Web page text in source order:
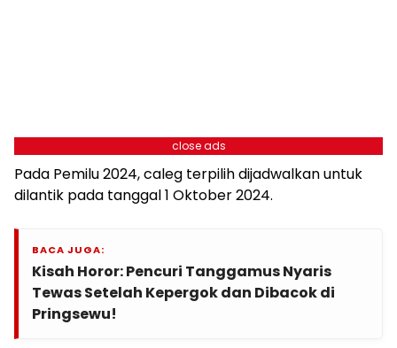
close ads
Pada Pemilu 2024, caleg terpilih dijadwalkan untuk
dilantik pada tanggal 1 Oktober 2024.
BACA JUGA:
Kisah Horor: Pencuri Tanggamus Nyaris
Tewas Setelah Kepergok dan Dibacok di
Pringsewu!